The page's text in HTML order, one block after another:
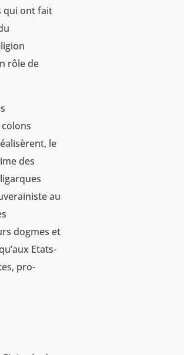
qui ont fait
rôle de
le
des
au
dogmes et
Etats-
pro-